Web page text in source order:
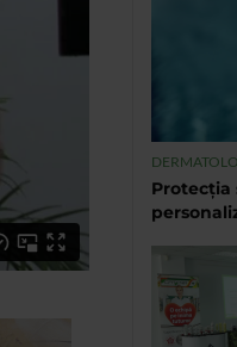
Protecția